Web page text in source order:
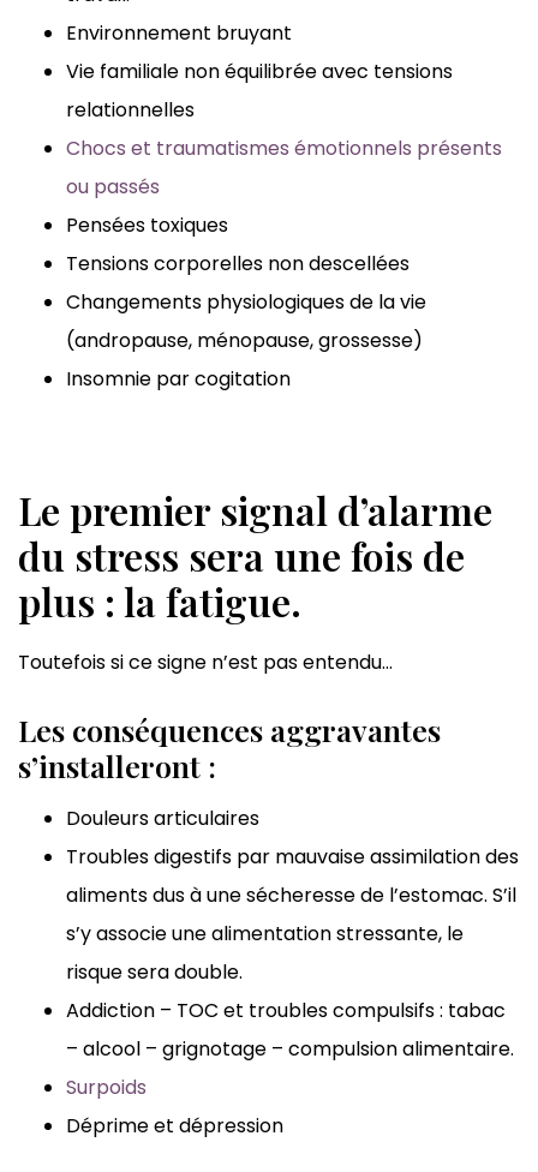
Environnement bruyant
Vie familiale non équilibrée avec tensions
relationnelles
Chocs et traumatismes émotionnels présents
ou passés
Pensées toxiques
Tensions corporelles non descellées
Changements physiologiques de la vie
(andropause, ménopause, grossesse)
Insomnie par cogitation
Le premier signal d’alarme
du stress sera une fois de
plus : la fatigue.
Toutefois si ce signe n’est pas entendu…
Les conséquences aggravantes
s’installeront :
Douleurs articulaires
Troubles digestifs par mauvaise assimilation des
aliments dus à une sécheresse de l’estomac. S’il
s’y associe une alimentation stressante, le
risque sera double.
Addiction – TOC et troubles compulsifs : tabac
– alcool – grignotage – compulsion alimentaire.
Surpoids
Déprime et dépression